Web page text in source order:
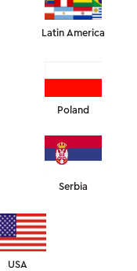
Latin America
Poland
Serbia
USA